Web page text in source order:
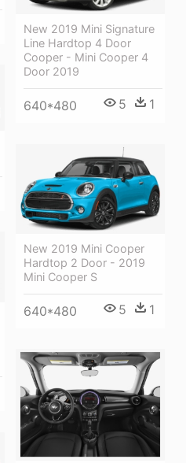
New 2019 Mini Signature
Line Hardtop 4 Door
Cooper - Mini Cooper 4
Door 2019
640*480 5 1
New 2019 Mini Cooper
Hardtop 2 Door - 2019
Mini Cooper S
640*480 5 1